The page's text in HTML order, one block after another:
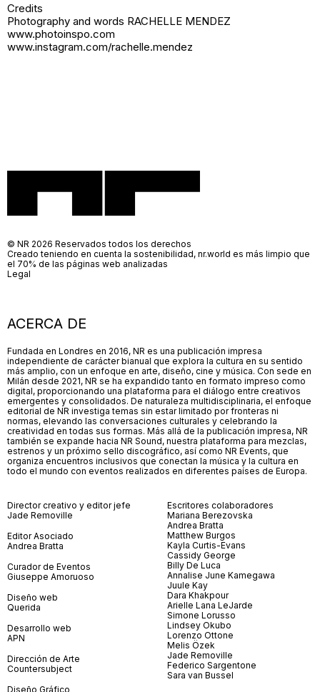
Credits
Photography and words RACHELLE MENDEZ
www.photoinspo.com
www.instagram.com/rachelle.mendez
ACERCA DE
Fundada en Londres en 2016, NR es una publicación impresa
independiente de carácter bianual que explora la cultura en su sentido
más amplio, con un enfoque en arte, diseño, cine y música. Con sede en
Milán desde 2021, NR se ha expandido tanto en formato impreso como
digital, proporcionando una plataforma para el diálogo entre creativos
emergentes y consolidados. De naturaleza multidisciplinaria, el enfoque
editorial de NR investiga temas sin estar limitado por fronteras ni
normas, elevando las conversaciones culturales y celebrando la
creatividad en todas sus formas. Más allá de la publicación impresa, NR
también se expande hacia NR Sound, nuestra plataforma para mezclas,
estrenos y un próximo sello discográfico, así como NR Events, que
organiza encuentros inclusivos que conectan la música y la cultura en
todo el mundo con eventos realizados en diferentes países de Europa.
Director creativo y editor jefe
Jade Removille
Editor Asociado
Andrea Bratta
Curador de Eventos
Giuseppe Amoruoso
Diseño web
Querida
Desarrollo web
APN
Dirección de Arte
Countersubject
Diseño Gráfico
Escritores colaboradores
Mariana Berezovska
Andrea Bratta
Matthew Burgos
Kayla Curtis-Evans
Cassidy George
Billy De Luca
Annalise June Kamegawa
Juule Kay
Dara Khakpour
Arielle Lana LeJarde
Simone Lorusso
Lindsey Okubo
Lorenzo Ottone
Melis Özek
Jade Removille
Federico Sargentone
Sara van Bussel
© NR 2026 Reservados todos los derechos
Creado teniendo en cuenta la sostenibilidad, nr.world es más limpio que
el 70% de las páginas web analizadas
Legal